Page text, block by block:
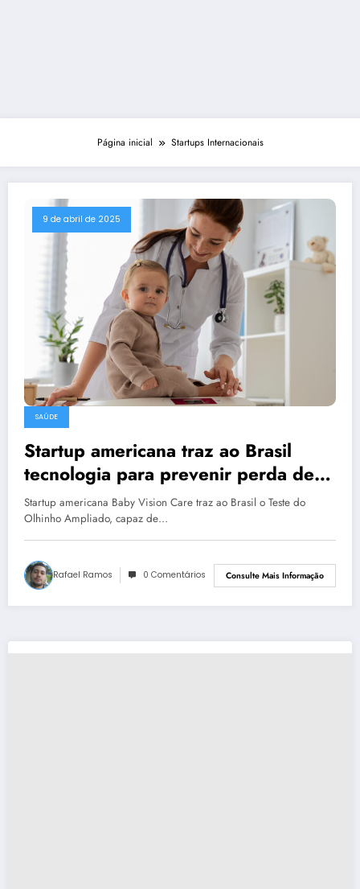
Página inicial Startups Internacionais
9 de abril de 2025
SAÚDE
Startup americana traz ao Brasil
tecnologia para prevenir perda de
visão em recém-nascidos
Startup americana Baby Vision Care traz ao Brasil o Teste do
Olhinho Ampliado, capaz de…
Rafael Ramos 0 Comentários Consulte Mais Informação